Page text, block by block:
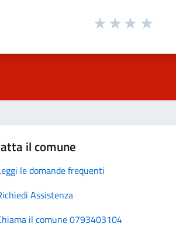
il comune
le domande frequenti
Assistenza
il comune 0793403104